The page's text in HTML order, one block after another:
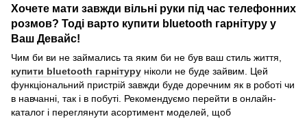
Хочете мати завжди вільні руки під час телефонних
розмов? Тоді варто купити bluetooth гарнітуру у
Ваш Девайс!
Чим би ви не займались та яким би не був ваш стиль життя,
купити bluetooth гарнітуру ніколи не буде зайвим. Цей
функціональний пристрій завжди буде доречним як в роботі чи
в навчанні, так і в побуті. Рекомендуємо перейти в онлайн-
каталог і переглянути асортимент моделей, щоб